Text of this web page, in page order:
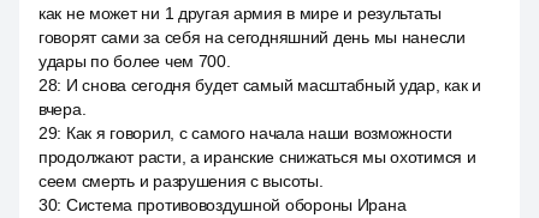
как не может ни 1 другая армия в мире и результаты
говорят сами за себя на сегодняшний день мы нанесли
удары по более чем 700.
28: И снова сегодня будет самый масштабный удар, как и
вчера.
29: Как я говорил, с самого начала наши возможности
продолжают расти, а иранские снижаться мы охотимся и
сеем смерть и разрушения с высоты.
30: Система противовоздушной обороны Ирана